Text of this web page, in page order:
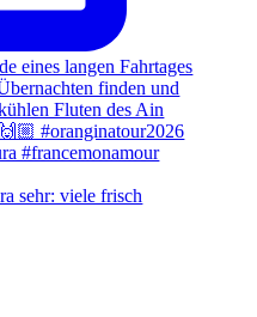
sehr: viele frisch